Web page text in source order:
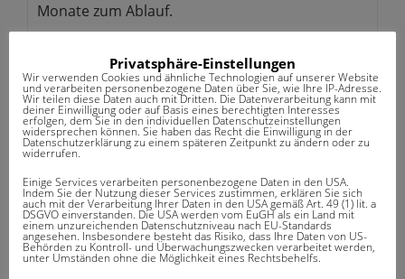
Monate zum Ablauf.
WUSSTEN SIE SCHON?
Unser Partnernetzwerk besteht aus mehr als 350 Firmen.
Privatsphäre-Einstellungen
Wir verwenden Cookies und ähnliche Technologien auf unserer Website
und verarbeiten personenbezogene Daten über Sie, wie Ihre IP-Adresse.
Wir teilen diese Daten auch mit Dritten. Die Datenverarbeitung kann mit
deiner Einwilligung oder auf Basis eines berechtigten Interesses
erfolgen, dem Sie in den individuellen Datenschutzeinstellungen
widersprechen können. Sie haben das Recht die Einwilligung in der
Datenschutzerklärung zu einem späteren Zeitpunkt zu ändern oder zu
widerrufen.
Einige Services verarbeiten personenbezogene Daten in den USA.
Indem Sie der Nutzung dieser Services zustimmen, erklären Sie sich
auch mit der Verarbeitung Ihrer Daten in den USA gemäß Art. 49 (1) lit. a
DSGVO einverstanden. Die USA werden vom EuGH als ein Land mit
einem unzureichenden Datenschutzniveau nach EU-Standards
angesehen. Insbesondere besteht das Risiko, dass Ihre Daten von US-
Behörden zu Kontroll- und Überwachungszwecken verarbeitet werden,
unter Umständen ohne die Möglichkeit eines Rechtsbehelfs.